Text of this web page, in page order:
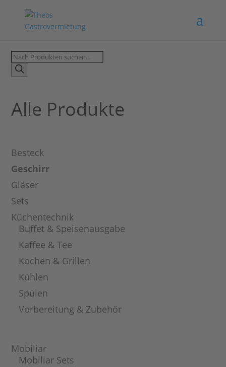
Products
search
Alle Produkte
Besteck
Geschirr
Gläser
Sets
Küchentechnik
Buffet & Speisenausgabe
Kaffee & Tee
Kochen & Grillen
Kühlen
Spülen
Vorbereitung & Zubehör
Mobiliar
Mobiliar Sets